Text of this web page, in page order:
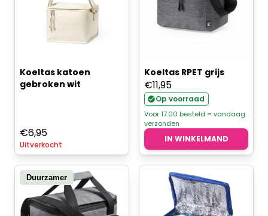
Koeltas katoen
gebroken wit
€6,95
Uitverkocht
Koeltas RPET grijs
€11,95
Op voorraad
Voor 17.00 besteld = vandaag
verzonden
IN WINKELMAND
Duurzamer